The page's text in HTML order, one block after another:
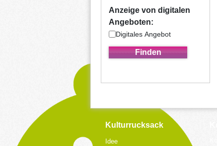
Anzeige von digitalen
Angeboten:
Digitales Angebot
Kulturrucksack
Idee